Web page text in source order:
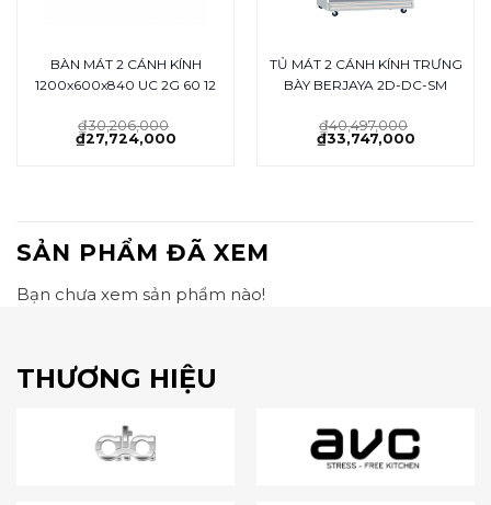
BÀN MÁT 2 CÁNH KÍNH
1200x600x840 UC 2G 60 12
₫30,206,000
₫27,724,000
TỦ MÁT 2 CÁNH KÍNH TRƯNG
BÀY BERJAYA 2D-DC-SM
₫40,497,000
₫33,747,000
SẢN PHẨM ĐÃ XEM
Bạn chưa xem sản phẩm nào!
THƯƠNG HIỆU